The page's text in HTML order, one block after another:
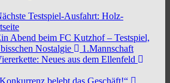
Testspiel-Ausfahrt: Holz-
Abend beim FC Kutzhof – Testspiel,
Nostalgie
1.Mannschaft
Neues aus dem Ellenfeld
belebt das Geschäft!“